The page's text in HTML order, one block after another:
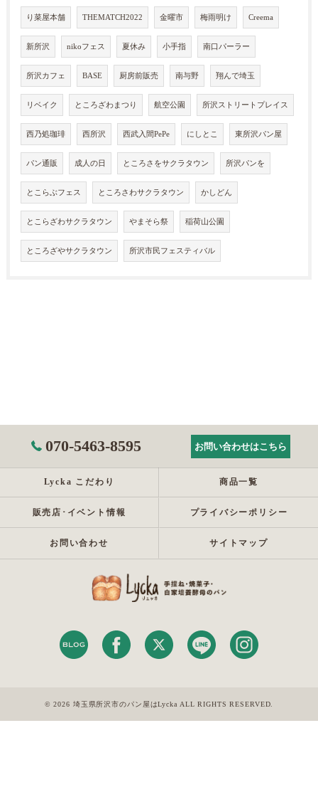
り菜屋本舗 THEMATCH2022 金曜市 梅雨明け Creema
新所沢 nikoフェス 夏休み 小手指 南口パーラー
所沢カフェ BASE 厨房前販売 南与野 翔んで埼玉
リベイク ところざわまつり 航空公園 所沢ストリートプレイス
西乃処珈琲 西所沢 西武入間PePe にしとこ 東所沢パン屋
パン通販 成人の日 ところさをサクラタウン 所沢パンを
とこらぶフェス ところさわサクラタウン かしどん
とこらざわサクラタウン やまそら祭 稲荷山公園
ところざやサクラタウン 所沢市民フェスティバル
070-5463-8595 お問い合わせはこちら
Lycka こだわり 商品一覧
販売店･イベント情報 プライバシーポリシー
お問い合わせ サイトマップ
© 2026 埼玉県所沢市のパン屋はLycka ALL RIGHTS RESERVED.